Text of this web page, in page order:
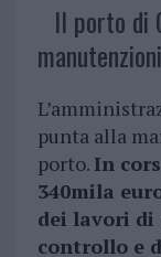
Il porto di
punta alla
porto. In
340mila
dei lavori di
controllo e